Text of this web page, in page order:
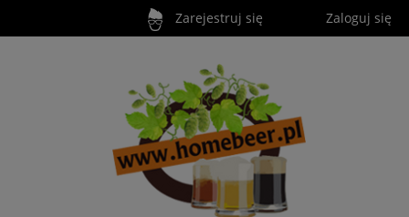
Zarejestruj się Zaloguj się